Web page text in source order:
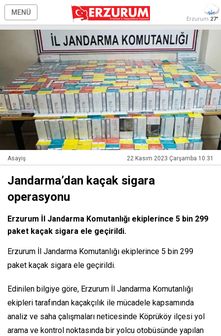
MENÜ
Erzurum 27°
Asayiş 22 Kasım 2023 Çarşamba 10:31
Jandarma’dan kaçak sigara
operasyonu
Erzurum İl Jandarma Komutanlığı ekiplerince 5 bin 299
paket kaçak sigara ele geçirildi.
Erzurum İl Jandarma Komutanlığı ekiplerince 5 bin 299
paket kaçak sigara ele geçirildi.
Edinilen bilgiye göre, Erzurum İl Jandarma Komutanlığı
ekipleri tarafından kaçakçılık ile mücadele kapsamında
analiz ve saha çalışmaları neticesinde Köprüköy ilçesi yol
arama ve kontrol noktasında bir yolcu otobüsünde yapılan